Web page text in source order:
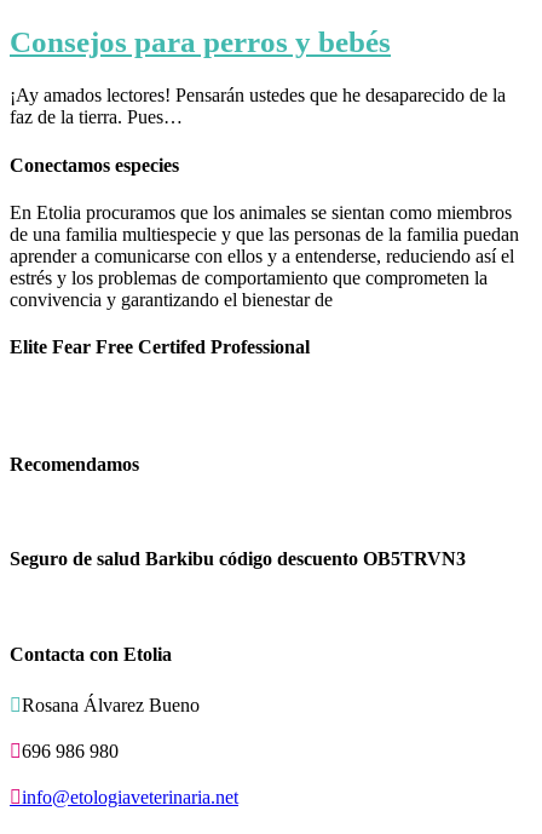
Consejos para perros y bebés
¡Ay amados lectores! Pensarán ustedes que he desaparecido de la
faz de la tierra. Pues…
Conectamos especies
En Etolia procuramos que los animales se sientan como miembros
de una familia multiespecie y que las personas de la familia puedan
aprender a comunicarse con ellos y a entenderse, reduciendo así el
estrés y los problemas de comportamiento que comprometen la
convivencia y garantizando el bienestar de
Elite Fear Free Certifed Professional
Recomendamos
Seguro de salud Barkibu código descuento OB5TRVN3
Contacta con Etolia
Rosana Álvarez Bueno
696 986 980
info@etologiaveterinaria.net